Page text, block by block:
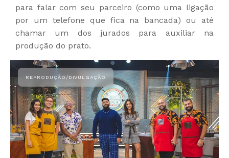
para falar com seu parceiro (como uma ligação
por um telefone que fica na bancada) ou até
chamar um dos jurados para auxiliar na
produção do prato.